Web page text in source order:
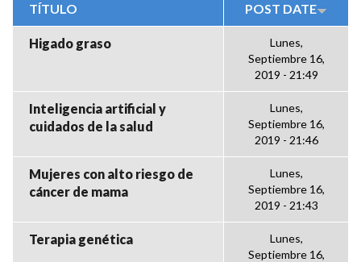
TÍTULO POST DATE
Higado graso
Lunes,
Septiembre 16,
2019 - 21:49
Inteligencia artificial y
cuidados de la salud
Lunes,
Septiembre 16,
2019 - 21:46
Mujeres con alto riesgo de
cáncer de mama
Lunes,
Septiembre 16,
2019 - 21:43
Terapia genética
Lunes,
Septiembre 16,